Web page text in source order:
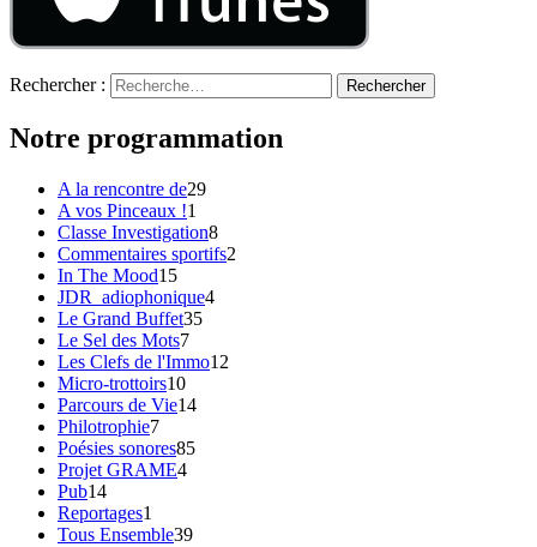
Rechercher :
Notre programmation
A la rencontre de29
A vos Pinceaux !1
Classe Investigation8
Commentaires sportifs2
In The Mood15
JDR_adiophonique4
Le Grand Buffet35
Le Sel des Mots7
Les Clefs de l'Immo12
Micro-trottoirs10
Parcours de Vie14
Philotrophie7
Poésies sonores85
Projet GRAME4
Pub14
Reportages1
Tous Ensemble39